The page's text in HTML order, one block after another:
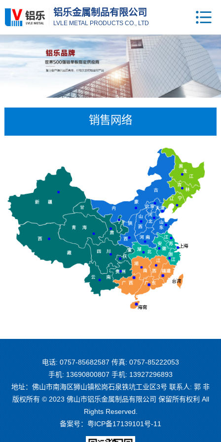
铝乐金属制品有限公司
LVLE METAL PRODUCTS CO., LTD
销售网络
电话: 0757-85682587 传真: 0757-85222053
手机: 13690800807 手机: 13927296893
地址：佛山市南海区狮山镇松岗石泉铁坑工业区3号 联系人: 郭 非
版权所有 © 2023 佛山市铝乐金属制品有限公司 保留所有权利 All
Rights Reserved.
备案号： 粤ICP备17139101号-11